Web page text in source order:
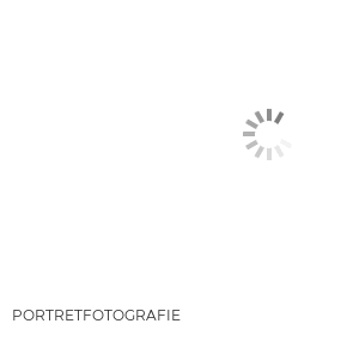
PORTRETFOTOGRAFIE